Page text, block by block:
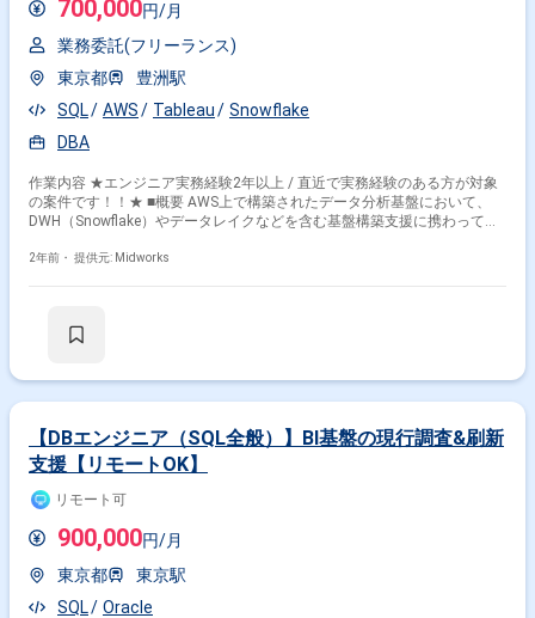
700,000円/月
業務委託(フリーランス)
東京都
豊洲駅
SQL
AWS Tableau
Snowflake
DBA
作業内容 ★エンジニア実務経験2年以上 / 直近で実務経験のある方が対象
の案件です！！★ ■概要 AWS上で構築されたデータ分析基盤において、
DWH（Snowflake）やデータレイクなどを含む基盤構築支援に携わってい
連携や加工、可視化までを一貫して設計・構築できるスキルを持つ方を募
ーディング規約の策定およびパフォーマンスチューニング ・Flywayなどを
2年前・ 提供元: Midworks
【DBエンジニア（SQL全般）】BI基盤の現行調査&刷新
支援【リモートOK】
リモート可
900,000円/月
東京都
東京駅
SQL
Oracle